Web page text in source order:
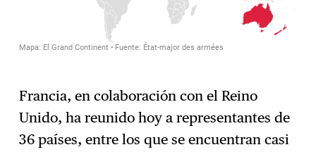
Francia, en colaboración con el Reino
Unido, ha reunido hoy a representantes de
36 países, entre los que se encuentran casi